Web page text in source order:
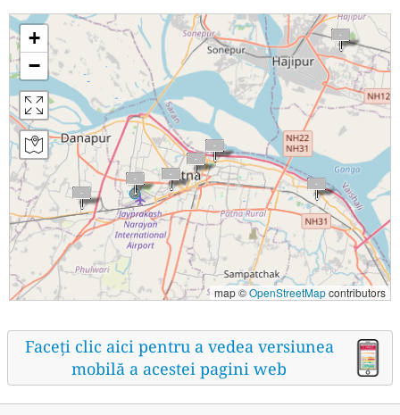
+
−
map ©OpenStreetMapcontributors
Faceți clic aici pentru a vedea versiunea
mobilă a acestei pagini web